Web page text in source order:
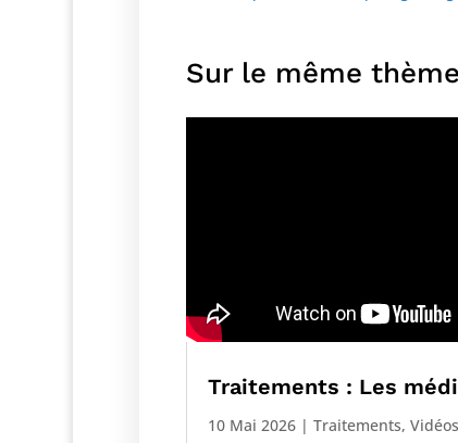
Sur le même thème
Traitements : Les
10 Mai 2026 |Traitements,Vidéos